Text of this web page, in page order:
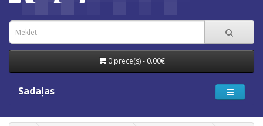
0 prece(s) - 0.00€
Sadaļas